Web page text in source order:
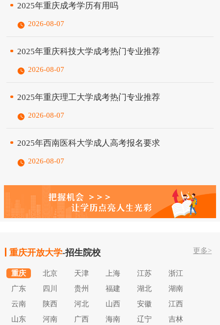
院。...
2‌025年‌‌‌‌‌重庆成考学历有用吗
2026-08-07
2‌025年‌‌‌‌‌重庆科技大学成考热门专业推荐
2026-08-07
2‌025年‌‌‌‌‌重庆理工大学成考热门专业推荐
2026-08-07
2025年西南医科大学成人高考报名要求
2026-08-07
重庆开放大学-招生院校 更多>
重庆 北京 天津 上海 江苏
浙江
广东
四川 贵州 福建 湖北
湖南
云南
陕西 河北 山西 安徽
江西
山东
河南 广西 海南 辽宁
吉林